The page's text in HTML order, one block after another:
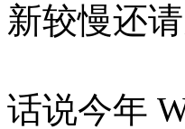
新较慢还请
话说今年